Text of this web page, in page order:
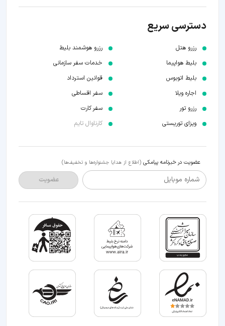
دسترسی سریع
رزرو هتل
بلیط هواپیما
بلیط اتوبوس
اجاره ویلا
رزرو تور
ویزای توریستی
رزرو هوشمند بلیط
خدمات سفر سازمانی
قوانین استرداد
سفر اقساطی
سفر کارت
کارناوال تایم
عضویت در خبرنامه پیامکی (اطلاع از هدایا جشنواره‌ها و تخفیف‌ها)
شماره موبایل عضویت